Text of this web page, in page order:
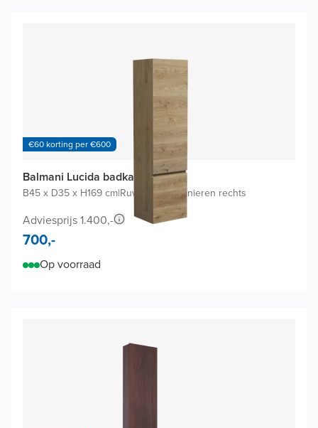
€60 korting per €600
Balmani Lucida badkamerkast
B45 x D35 x H169 cm|Ruwe eik|Scharnieren rechts
Adviesprijs 1.400,-
700,-
Op voorraad